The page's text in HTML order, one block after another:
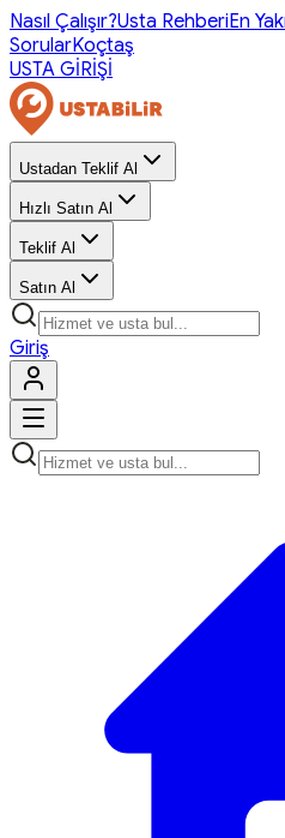
Nasıl Çalışır?Usta RehberiEn
SorularKoçtaş
USTA GİRİŞİ
Ustadan Teklif Al
Hızlı Satın Al
Teklif Al
Satın Al
Giriş